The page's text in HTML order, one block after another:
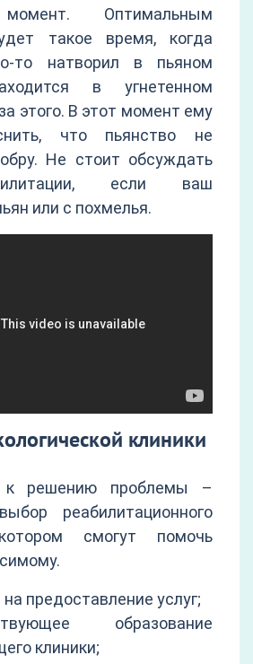
Оптимальным
такое время, когда
то натворил в пьяном
в угнетенном
этого. В этот момент ему
что пьянство не
Не стоит обсуждать
если ваш
или с похмелья.
клиники
решению проблемы –
реабилитационного
смогут помочь
предоставление услуг;
образование
клиники;